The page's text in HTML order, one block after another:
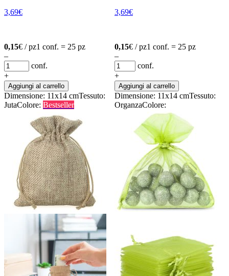
3,69€
0,15€ / pz1 conf. = 25 pz
–
conf.
+
Aggiungi al carrello
3,69€
0,15€ / pz1 conf. = 25 pz
–
conf.
+
Aggiungi al carrello
Dimensione: 11x14 cmTessuto:
JutaColore: Bestseller
Dimensione: 11x14 cmTessuto:
OrganzaColore: